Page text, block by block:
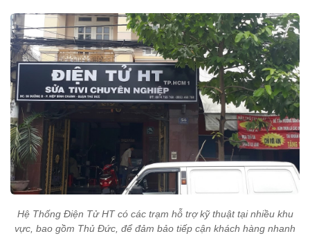
Hệ Thống Điện Tử HT có các trạm hỗ trợ kỹ thuật tại nhiều khu
vực, bao gồm Thủ Đức, để đảm bảo tiếp cận khách hàng nhanh